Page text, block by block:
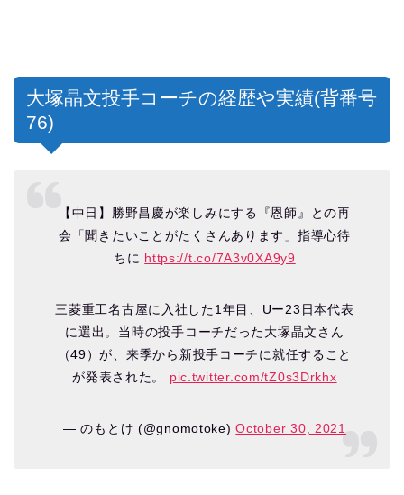
大塚晶文投手コーチの経歴や実績(背番号
76)
【中日】勝野昌慶が楽しみにする『恩師』との再
会「聞きたいことがたくさんあります」指導心待
ちに https://t.co/7A3v0XA9y9
三菱重工名古屋に入社した1年目、Uー23日本代表
に選出。当時の投手コーチだった大塚晶文さん
（49）が、来季から新投手コーチに就任すること
が発表された。 pic.twitter.com/tZ0s3Drkhx
— のもとけ (@gnomotoke)October 30, 2021